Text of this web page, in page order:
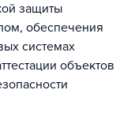
защиты
обеспечения
системах
объектов